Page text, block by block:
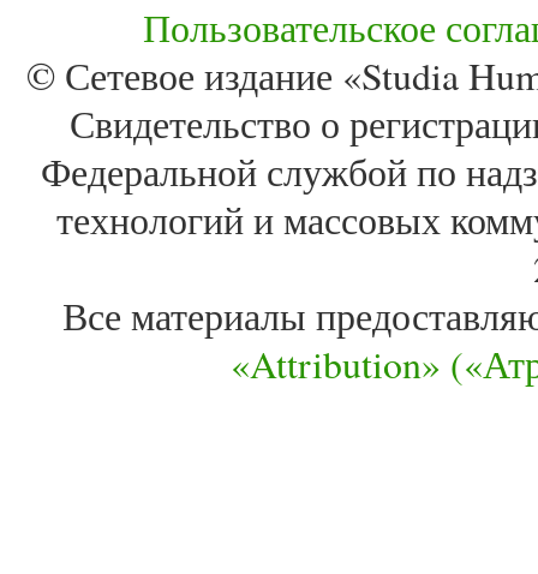
Пользовательское
© Сетевое издание «Studia
Свидетельство о
Федеральной службой по
технологий и массовых
Все материалы
«Attribution»